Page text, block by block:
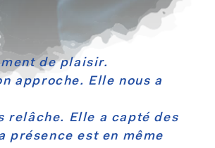
de plaisir.
approche. Elle nous a
relâche. Elle a capté des
présence est en même